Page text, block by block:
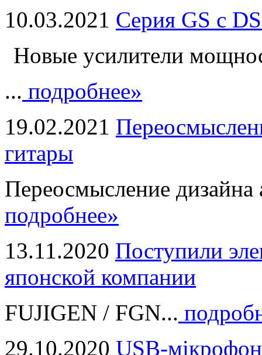
10.03.2021 Серия GS с
Новые усилители
... подробнее»
19.02.2021
гитары
Переосмысление дизайна
подробнее»
13.11.2020 Поступили
японской компании
FUJIGEN / FGN...
29.10.2020 USB-